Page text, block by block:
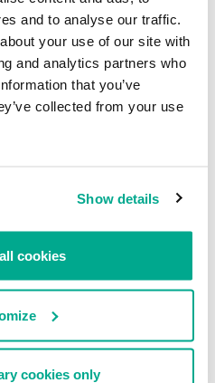
and to analyse our traffic.
your use of our site with
and analytics partners who
that you’ve
collected from your use
Show details
cookies
cookies only
Indonesia 97,65
Azerbaiyán 96,98
Turquía 94,76
Indonesia 94,23
Irán 94,00